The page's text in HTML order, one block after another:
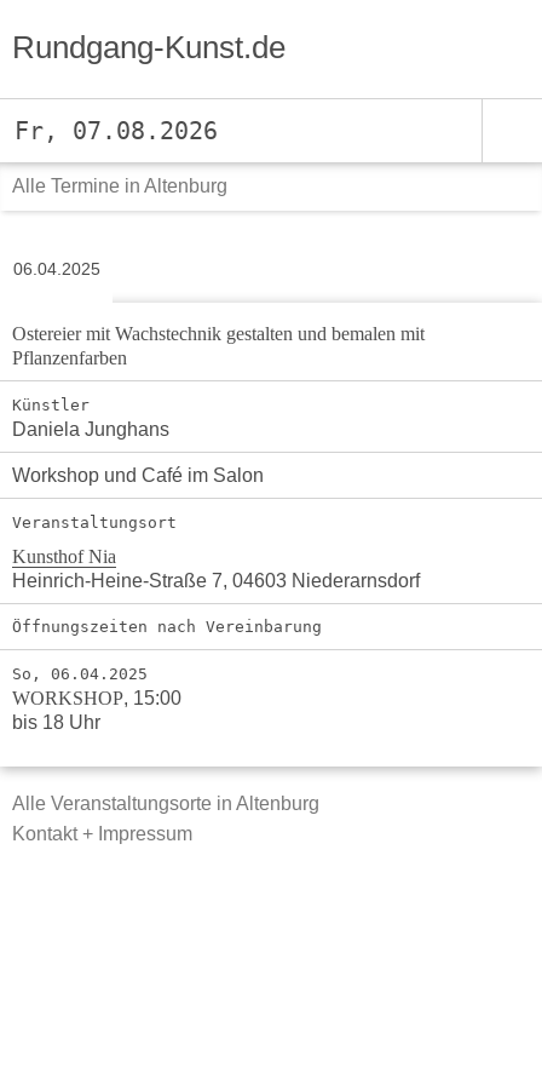
Rundgang-Kunst.de
Fr, 07.08.2026
Alle Termine in Altenburg
06.04.2025
Ostereier mit Wachstechnik gestalten und bemalen mit
Pflanzenfarben
Künstler
Daniela Junghans
Workshop und Café im Salon
Veranstaltungsort
Kunsthof Nia
Heinrich-Heine-Straße 7, 04603 Niederarnsdorf
Öffnungszeiten nach Vereinbarung
So, 06.04.2025
WORKSHOP, 15:00
bis 18 Uhr
Alle Veranstaltungsorte in Altenburg
Kontakt + Impressum